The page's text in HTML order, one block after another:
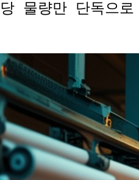
당 물량만 단독으